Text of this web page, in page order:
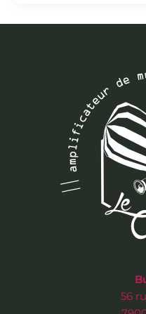
56